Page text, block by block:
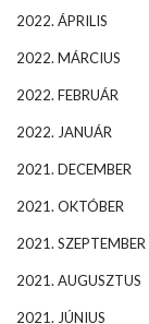
2022. ÁPRILIS
2022. MÁRCIUS
2022. FEBRUÁR
2022. JANUÁR
2021. DECEMBER
2021. OKTÓBER
2021. SZEPTEMBER
2021. AUGUSZTUS
2021. JÚNIUS